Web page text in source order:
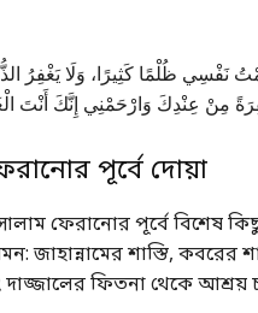
نَفْسِي ظُلْمًا كَثِيرًا، وَلَا يَغْفِرُ
مِنْ عِنْدِكَ وَارْحَمْنِي إِنَّكَ أَنْتَ
পূর্বে দোয়া
ফেরানোর পূর্বে বিশেষ
জাহান্নামের শাস্তি, কবরের
ফিতনা থেকে আশ্রয়